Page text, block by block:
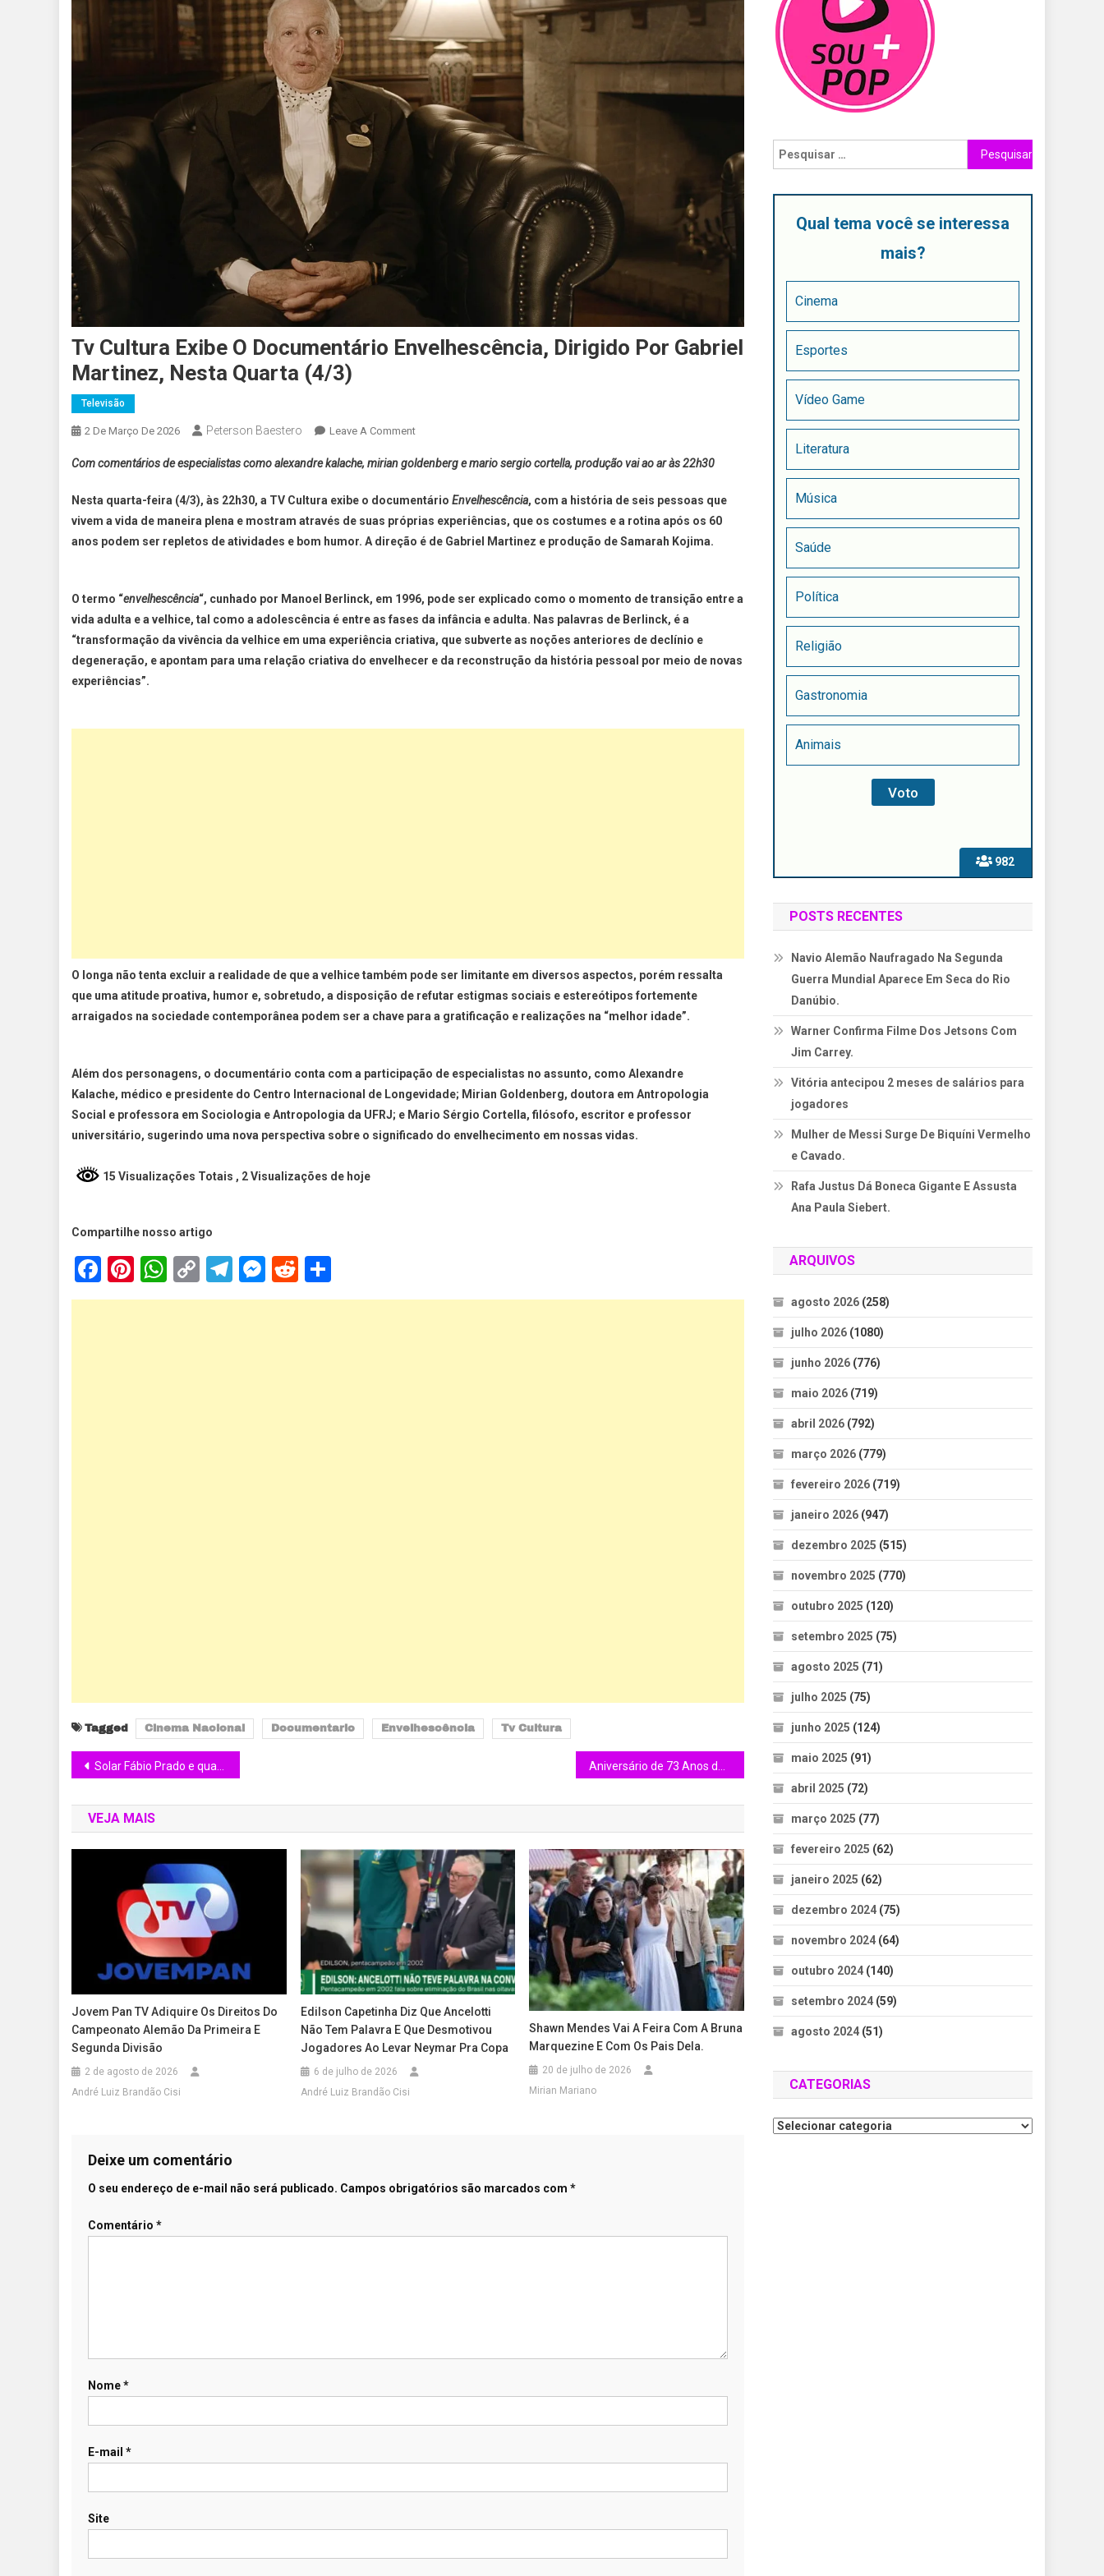
Tv Cultura Exibe O Documentário Envelhescência, Dirigido Por Gabriel
Martinez, Nesta Quarta (4/3)
Televisão
2 De Março De 2026 Peterson Baestero Leave A Comment
Com comentários de especialistas como alexandre kalache, mirian goldenberg e mario sergio cortella, produção vai ao ar às 22h30
Nesta quarta-feira (4/3), às 22h30, a TV Cultura exibe o documentário Envelhescência, com a história de seis pessoas que
vivem a vida de maneira plena e mostram através de suas próprias experiências, que os costumes e a rotina após os 60
anos podem ser repletos de atividades e bom humor. A direção é de Gabriel Martinez e produção deSamarah Kojima.
O termo “envelhescência“, cunhado por Manoel Berlinck, em 1996, pode ser explicado como o momento de transição entre a
vida adulta e a velhice, tal como a adolescência é entre as fases da infância e adulta. Nas palavras de Berlinck, é a
“transformação da vivência da velhice em uma experiência criativa, que subverte as noções anteriores de declínio e
degeneração, e apontam para uma relação criativa do envelhecer e da reconstrução da história pessoal por meio de novas
experiências”.
O longa não tenta excluir a realidade de que a velhice também pode ser limitante em diversos aspectos, porém ressalta
que uma atitude proativa, humor e, sobretudo, a disposição de refutar estigmas sociais e estereótipos fortemente
arraigados na sociedade contemporânea podem ser a chave para a gratificação e realizações na “melhor idade”.
Além dos personagens, o documentário conta com a participação de especialistas no assunto, como Alexandre
Kalache, médico e presidente do Centro Internacional de Longevidade; Mirian Goldenberg, doutora em Antropologia
Social e professora em Sociologia e Antropologia da UFRJ; e Mario Sérgio Cortella, filósofo, escritor e professor
universitário, sugerindo uma nova perspectiva sobre o significado do envelhecimento em nossas vidas.
15 Visualizações Totais , 2 Visualizações de hoje
Compartilhe nosso artigo
Facebook
Pinterest
WhatsApp
Copy
Link
Telegram
Messenger
Reddit
Tagged Cinema Nacional Documentario Envelhescência Tv Cultura
Solar Fábio Prado e quarteto da brasil jazz sinfônica realizam concerto em homenagem ao dia internacional da mulher
VEJA MAIS
Jovem Pan TV Adiquire Os Direitos Do
Campeonato Alemão Da Primeira E
Segunda Divisão
2 de agosto de 2026
André Luiz Brandão Cisi
Edilson Capetinha Diz Que Ancelotti
Não Tem Palavra E Que Desmotivou
Jogadores Ao Levar Neymar Pra Copa
6 de julho de 2026
André Luiz Brandão Cisi
Shawn Mendes Vai A Feira Com A Bruna
Marquezine E Com Os Pais Dela.
20 de julho de 2026
Mirian Mariano
Deixe um comentário
O seu endereço de e-mail não será publicado. Campos obrigatórios são marcados com *
Comentário *
Nome*
E-mail *
Site
982
Qual tema você se interessa
mais?
Cinema
Esportes
Vídeo Game
Literatura
Música
Saúde
Política
Religião
Gastronomia
Animais
POSTS RECENTES
Navio Alemão Naufragado Na Segunda
Guerra Mundial Aparece Em Seca do Rio
Danúbio.
Warner Confirma Filme Dos Jetsons Com
Jim Carrey.
Vitória antecipou 2 meses de salários para
jogadores
Mulher de Messi Surge De Biquíni Vermelho
e Cavado.
Rafa Justus Dá Boneca Gigante E Assusta
Ana Paula Siebert.
ARQUIVOS
agosto 2026 (258)
julho 2026 (1080)
junho 2026 (776)
maio 2026 (719)
abril 2026 (792)
março 2026 (779)
fevereiro 2026 (719)
janeiro 2026 (947)
dezembro 2025 (515)
novembro 2025 (770)
outubro 2025 (120)
setembro 2025 (75)
agosto 2025 (71)
julho 2025 (75)
junho 2025 (124)
maio 2025 (91)
abril 2025 (72)
março 2025 (77)
fevereiro 2025 (62)
janeiro 2025 (62)
dezembro 2024 (75)
novembro 2024 (64)
outubro 2024 (140)
setembro 2024 (59)
agosto 2024 (51)
CATEGORIAS